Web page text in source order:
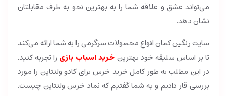
می‌تواند عشق و علاقه شما را به بهترین نحو به طرف مقابلتان
نشان دهد.
سایت رنگین کمان انواع محصولات سرگرمی را به شما ارائه می‌کند
تا بر اساس سلیقه خود بهترین خرید اسباب بازی را تجربه کنید.
در این مطلب به طور کامل خرید خرس برای کادو ولنتاین را مورد
بررسی قار دادیم و به شما گفتیم که نماد خرس ولنتاین چیست.